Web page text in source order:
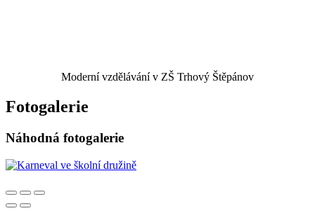
Moderní vzdělávání v ZŠ Trhový Štěpánov
Fotogalerie
Náhodná fotogalerie